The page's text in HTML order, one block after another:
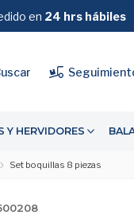
Y HERVIDORES
$39.990
en 24 hrs hábiles
Set boquillas 8 piezas